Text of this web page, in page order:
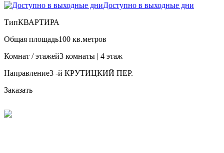
Доступно в выходные дни
ТипКВАРТИРА
Общая площадь100 кв.метров
Комнат / этажей3 комнаты | 4 этаж
Направление3 -й КРУТИЦКИЙ ПЕР.
Заказать